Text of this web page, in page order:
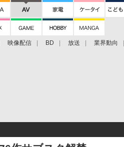
映像配信 BD 放送 業界動向